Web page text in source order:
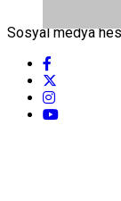
Sosyal medya